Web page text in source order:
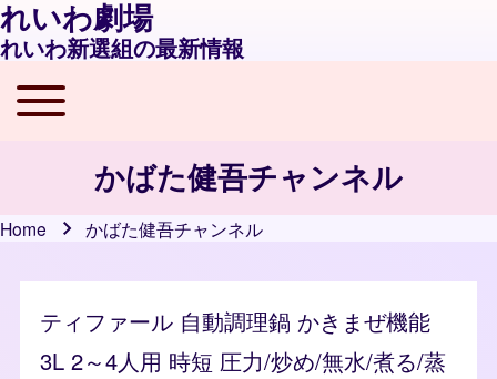
れいわ劇場
れいわ新選組の最新情報
Main navigation
Toggle main menu
かばた健吾チャンネル
Home かばた健吾チャンネル
ティファール 自動調理鍋 かきまぜ機能
3L 2～4人用 時短 圧力/炒め/無水/煮る/蒸